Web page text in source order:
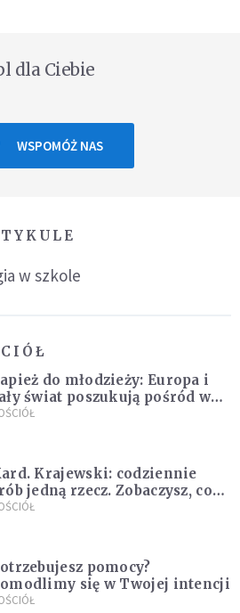
dla Ciebie
WSPOMÓŻ NAS
w szkole
do młodzieży: Europa i
świat poszukują pośród was
świętych
Krajewski: codziennie
jedną rzecz. Zobaczysz, co
się z twoim życiem
pomocy?
się w Twojej intencji